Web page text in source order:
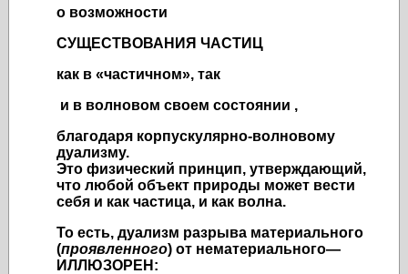
о возможности
СУЩЕСТВОВАНИЯ ЧАСТИЦ
как в «частичном», так
и в волновом своем состоянии ,
благодаря корпускулярно-волновому
дуализму.
Это физический принцип, утверждающий,
что любой объект природы может вести
себя и как частица, и как волна.
То есть, дуализм разрыва материального
(проявленного) от нематериального—
ИЛЛЮЗОРЕН: